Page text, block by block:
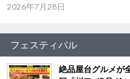
2026年7月28日
フェスティバル
絶品屋台グルメが